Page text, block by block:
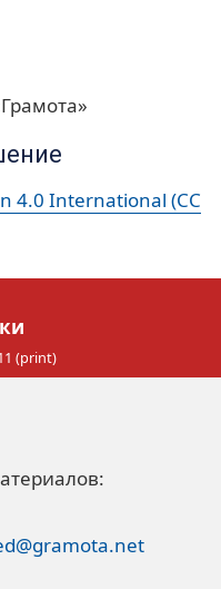
4.0 International (CC
(print)